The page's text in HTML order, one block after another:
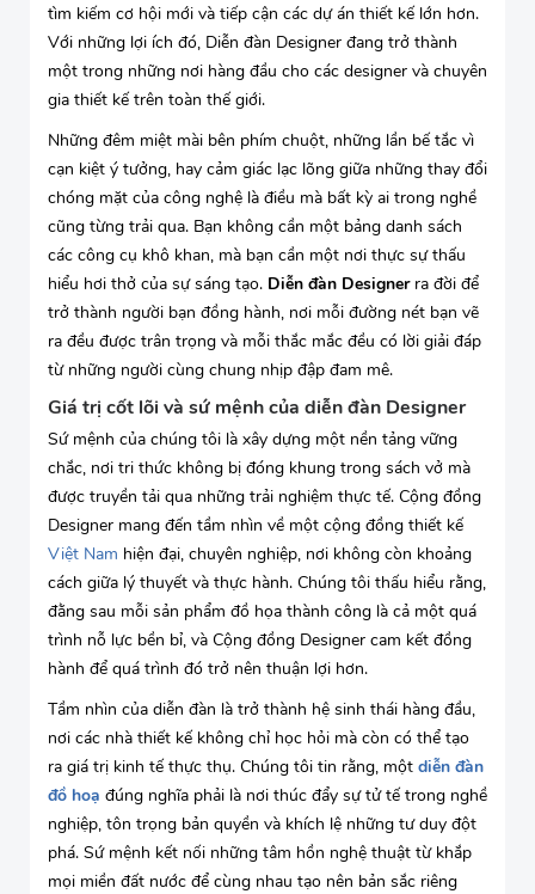
tìm kiếm cơ hội mới và tiếp cận các dự án thiết kế lớn hơn.
Với những lợi ích đó, Diễn đàn Designer đang trở thành
một trong những nơi hàng đầu cho các designer và chuyên
gia thiết kế trên toàn thế giới.
Những đêm miệt mài bên phím chuột, những lần bế tắc vì
cạn kiệt ý tưởng, hay cảm giác lạc lõng giữa những thay đổi
chóng mặt của công nghệ là điều mà bất kỳ ai trong nghề
cũng từng trải qua. Bạn không cần một bảng danh sách
các công cụ khô khan, mà bạn cần một nơi thực sự thấu
hiểu hơi thở của sự sáng tạo. Diễn đàn Designerra đời để
trở thành người bạn đồng hành, nơi mỗi đường nét bạn vẽ
ra đều được trân trọng và mỗi thắc mắc đều có lời giải đáp
từ những người cùng chung nhịp đập đam mê.
Giá trị cốt lõi và sứ mệnh của diễn đàn Designer
Sứ mệnh của chúng tôi là xây dựng một nền tảng vững
chắc, nơi tri thức không bị đóng khung trong sách vở mà
được truyền tải qua những trải nghiệm thực tế. Cộng đồng
Designer mang đến tầm nhìn về một cộng đồng thiết kế
Việt Nam hiện đại, chuyên nghiệp, nơi không còn khoảng
cách giữa lý thuyết và thực hành. Chúng tôi thấu hiểu rằng,
đằng sau mỗi sản phẩm đồ họa thành công là cả một quá
trình nỗ lực bền bỉ, và Cộng đồng Designer cam kết đồng
hành để quá trình đó trở nên thuận lợi hơn.
Tầm nhìn của diễn đàn là trở thành hệ sinh thái hàng đầu,
nơi các nhà thiết kế không chỉ học hỏi mà còn có thể tạo
ra giá trị kinh tế thực thụ. Chúng tôi tin rằng, một diễn đàn
đồ hoạ đúng nghĩa phải là nơi thúc đẩy sự tử tế trong nghề
nghiệp, tôn trọng bản quyền và khích lệ những tư duy đột
phá. Sứ mệnh kết nối những tâm hồn nghệ thuật từ khắp
mọi miền đất nước để cùng nhau tạo nên bản sắc riêng